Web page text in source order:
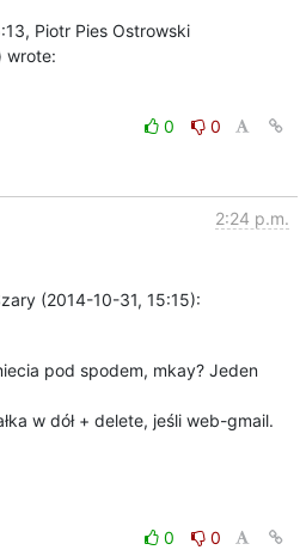
Piotr Pies Ostrowski
wrote:
0
0
2:24 p.m.
(2014-10-31, 15:15):
pod spodem, mkay? Jeden
w dół + delete, jeśli web-gmail.
0
0